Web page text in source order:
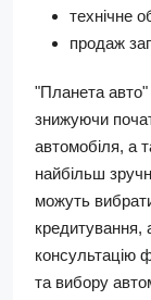
технічне
продаж
"Планета авто"
знижуючи
автомобіля, а
найбільш
можуть
кредитування,
консультацію
та вибору